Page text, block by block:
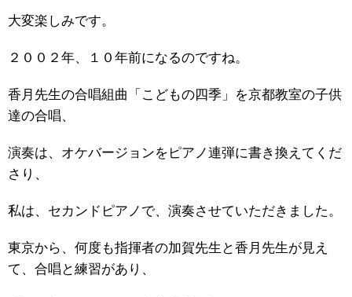
大変楽しみです。
２００２年、１０年前になるのですね。
香月先生の合唱組曲「こどもの四季」を京都教室の子供
達の合唱、
演奏は、オケバージョンをピアノ連弾に書き換えてくだ
さり、
私は、セカンドピアノで、演奏させていただきました。
東京から、何度も指揮者の加賀先生と香月先生が見え
て、合唱と練習があり、